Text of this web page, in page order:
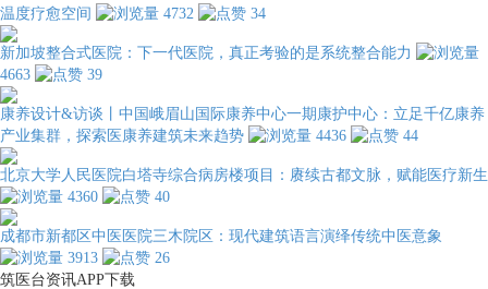
温度疗愈空间
4732 34
新加坡整合式医院：下一代医院，真正考验的是系统整合能力
4663
39
康养设计&访谈丨中国峨眉山国际康养中心一期康护中心：立足千亿康养
产业集群，探索医康养建筑未来趋势
4436 44
北京大学人民医院白塔寺综合病房楼项目：赓续古都文脉，赋能医疗新生
4360
40
成都市新都区中医医院三木院区：现代建筑语言演绎传统中医意象
3913
26
筑医台资讯APP下载